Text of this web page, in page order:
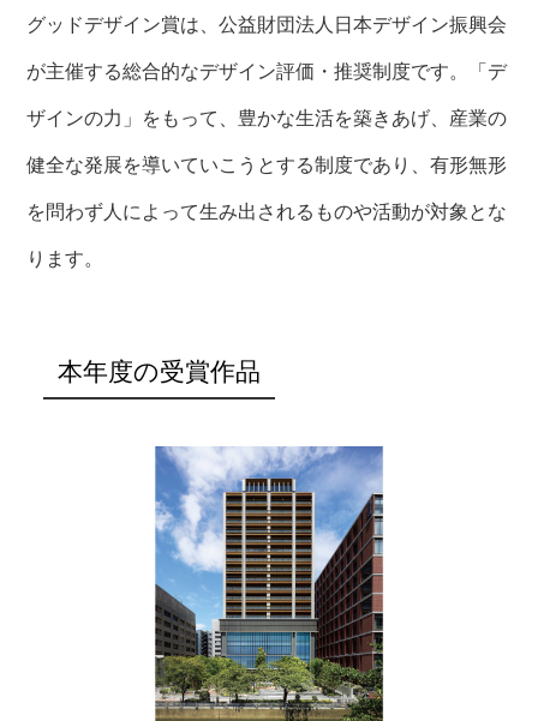
グッドデザイン賞は、公益財団法人日本デザイン振興会
が主催する総合的なデザイン評価・推奨制度です。「デ
ザインの力」をもって、豊かな生活を築きあげ、産業の
健全な発展を導いていこうとする制度であり、有形無形
を問わず人によって生み出されるものや活動が対象とな
ります。
本年度の受賞作品